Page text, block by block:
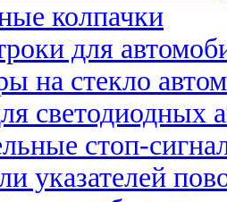
колпачки
для
на стекло
светодиодных
стоп-
указателей